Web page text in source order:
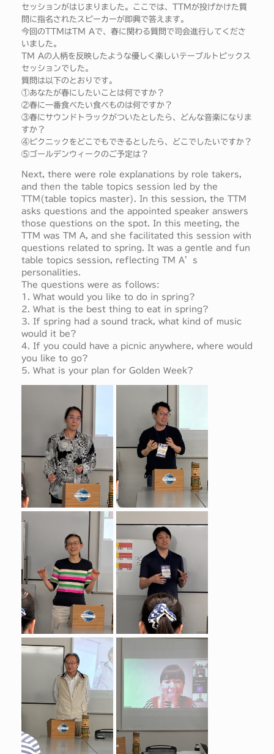
セッションがはじまりました。ここでは、TTMが投げかけた質
問に指名されたスピーカーが即興で答えます。
今回のTTMはTM Aで、春に関わる質問で司会進行してくださ
いました。
TM Aの人柄を反映したような優しく楽しいテーブルトピックス
セッションでした。
質問は以下のとおりです。
①あなたが春にしたいことは何ですか？
②春に一番食べたい食べものは何ですか？
③春にサウンドトラックがついたとしたら、どんな音楽になりま
すか？
④ピクニックをどこでもできるとしたら、どこでしたいですか？
⑤ゴールデンウィークのご予定は？
Next, there were role explanations by role takers,
and then the table topics session led by the
TTM(table topics master). In this session, the TTM
asks questions and the appointed speaker answers
those questions on the spot. In this meeting, the
TTM was TM A, and she facilitated this session with
questions related to spring. It was a gentle and fun
table topics session, reflecting TM A’s
personalities.
The questions were as follows:
1. What would you like to do in spring?
2. What is the best thing to eat in spring?
3. If spring had a sound track, what kind of music
would it be?
4. If you could have a picnic anywhere, where would
you like to go?
5. What is your plan for Golden Week?